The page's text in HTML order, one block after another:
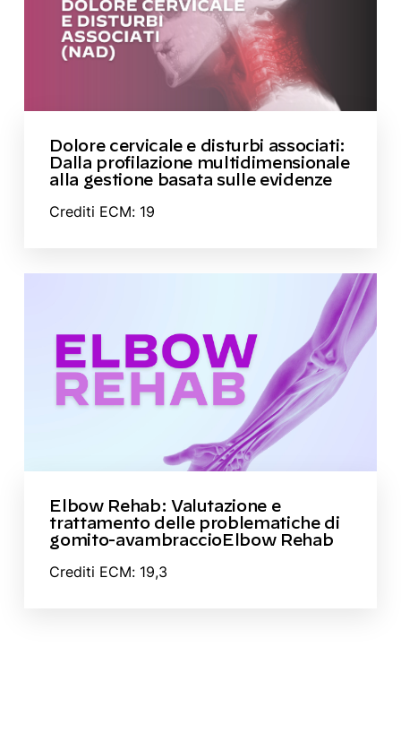
Dolore cervicale e disturbi associati:
Dalla profilazione multidimensionale
alla gestione basata sulle evidenze
Crediti ECM: 19
Elbow Rehab: Valutazione e
trattamento delle problematiche di
gomito-avambraccioElbow Rehab
Crediti ECM: 19,3